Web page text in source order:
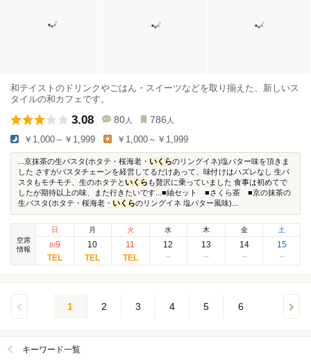
和テイストのドリンクやごはん・スイーツなどを取り揃えた、新しいス
タイルの和カフェです。
3.08 80 人 786 人
￥1,000～￥1,999 ￥1,000～￥1,999
...京抹茶の生パスタ(ホタテ・桜海老・ いくらのリングイネ)塩バター味を頂きま
した さすがパスタチェーンを経営してるだけあって、味付けはハズレなし 生パ
スタもモチモチ、生のホタテと いくら も贅沢に乗っていました 食事は初めてで
したが期待以上の味、また行きたいです...■紬セット ■さくら茶 ■京の抹茶の
生パスタ(ホタテ・桜海老・ いくらのリングイネ 塩バター風味)...
空席
情報
日
8/9
月
10
火
11
水
12
木
13
金
14
土
15
1 2 3 4 5 6
キーワード一覧